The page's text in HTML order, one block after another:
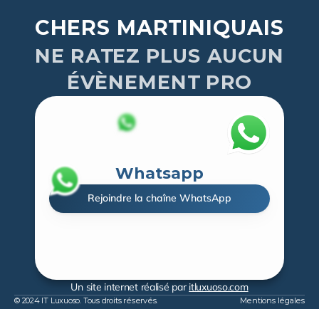
CHERS MARTINIQUAIS
NE RATEZ PLUS AUCUN
ÉVÈNEMENT PRO
Whatsapp
Rejoindre la chaîne WhatsApp
Un site internet réalisé par itluxuoso.com
© 2024 IT Luxuoso. Tous droits réservés. Mentions légales